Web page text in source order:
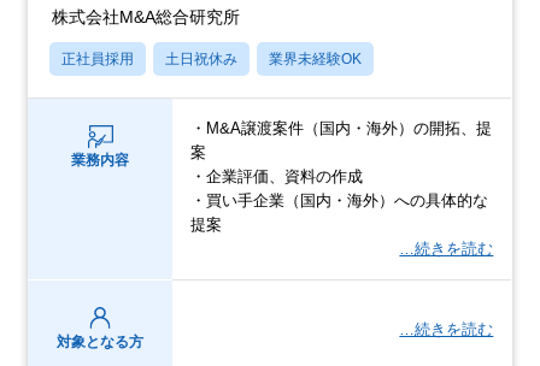
株式会社M&A総合研究所
正社員採用 土日祝休み 業界未経験OK
業務内容
・M&A譲渡案件（国内・海外）の開拓、提
案
・企業評価、資料の作成
・買い手企業（国内・海外）への具体的な
提案
…続きを読む
対象となる方
…続きを読む